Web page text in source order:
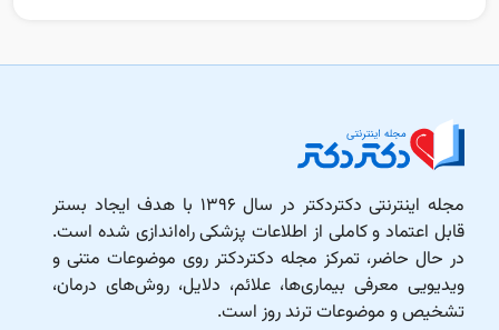
مجله اینترنتی دکتردکتر در سال ۱۳۹۶ با هدف ایجاد بستر
قابل اعتماد و کاملی از اطلاعات پزشکی راه‌اندازی شده است.
در حال حاضر، تمرکز مجله دکتردکتر روی موضوعات متنی و
ویدیویی معرفی بیماری‌ها، علائم، دلایل، روش‌های درمان،
تشخیص و موضوعات ترند روز است.